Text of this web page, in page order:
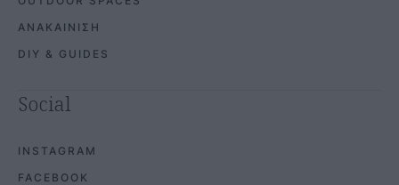
ΑΝΑΚΑΙΝΙΣΗ
DIY & GUIDES
Social
INSTAGRAM
FACEBOOK